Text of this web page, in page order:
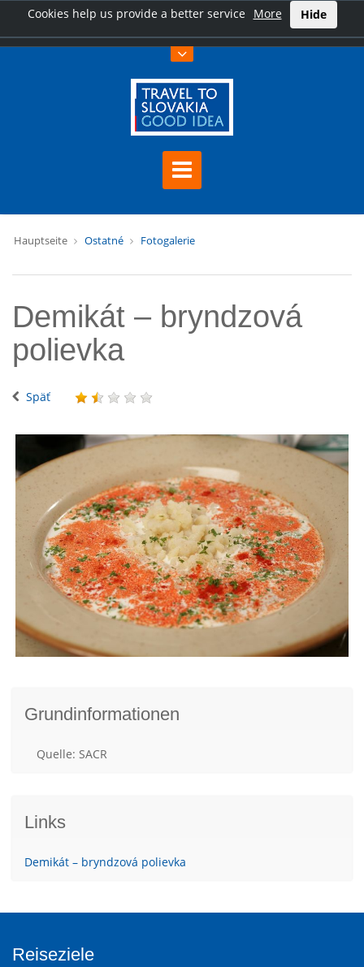
Cookies help us provide a better service More Hide
Hauptseite Ostatné Fotogalerie
Demikát – bryndzová
polievka
Späť
Grundinformationen
Quelle: SACR
Links
Demikát – bryndzová polievka
Reiseziele